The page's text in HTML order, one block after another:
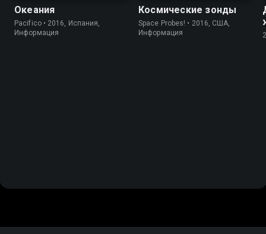
Океания
Pacifico • 2016, Испания,
Информация
Космические зонды
Space Probes! • 2016, США,
Информация